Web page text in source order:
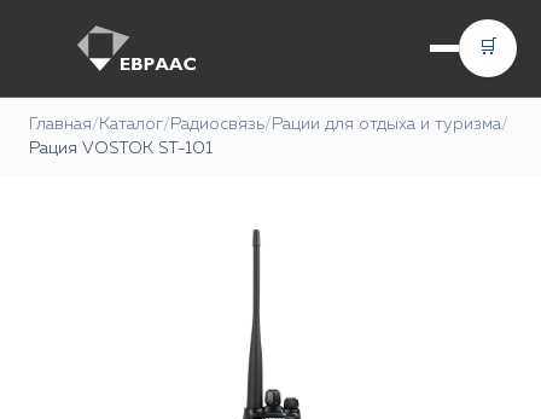
🛒
Главная/ Каталог/ Радиосвязь/ Рации для отдыха и туризма/
Рация VOSTOK ST-101